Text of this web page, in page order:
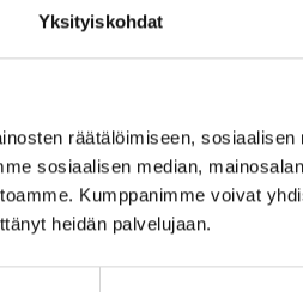
Yksityiskohdat
räätälöimiseen,
sosiaalisen median,
Kumppanimme voivat
heidän palvelujaan.
Veikkauksen tuotoilla